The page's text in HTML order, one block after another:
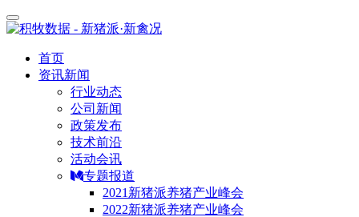
首页
资讯新闻
行业动态
公司新闻
政策发布
技术前沿
活动会讯
专题报道
2021新猪派养猪产业峰会
2022新猪派养猪产业峰会